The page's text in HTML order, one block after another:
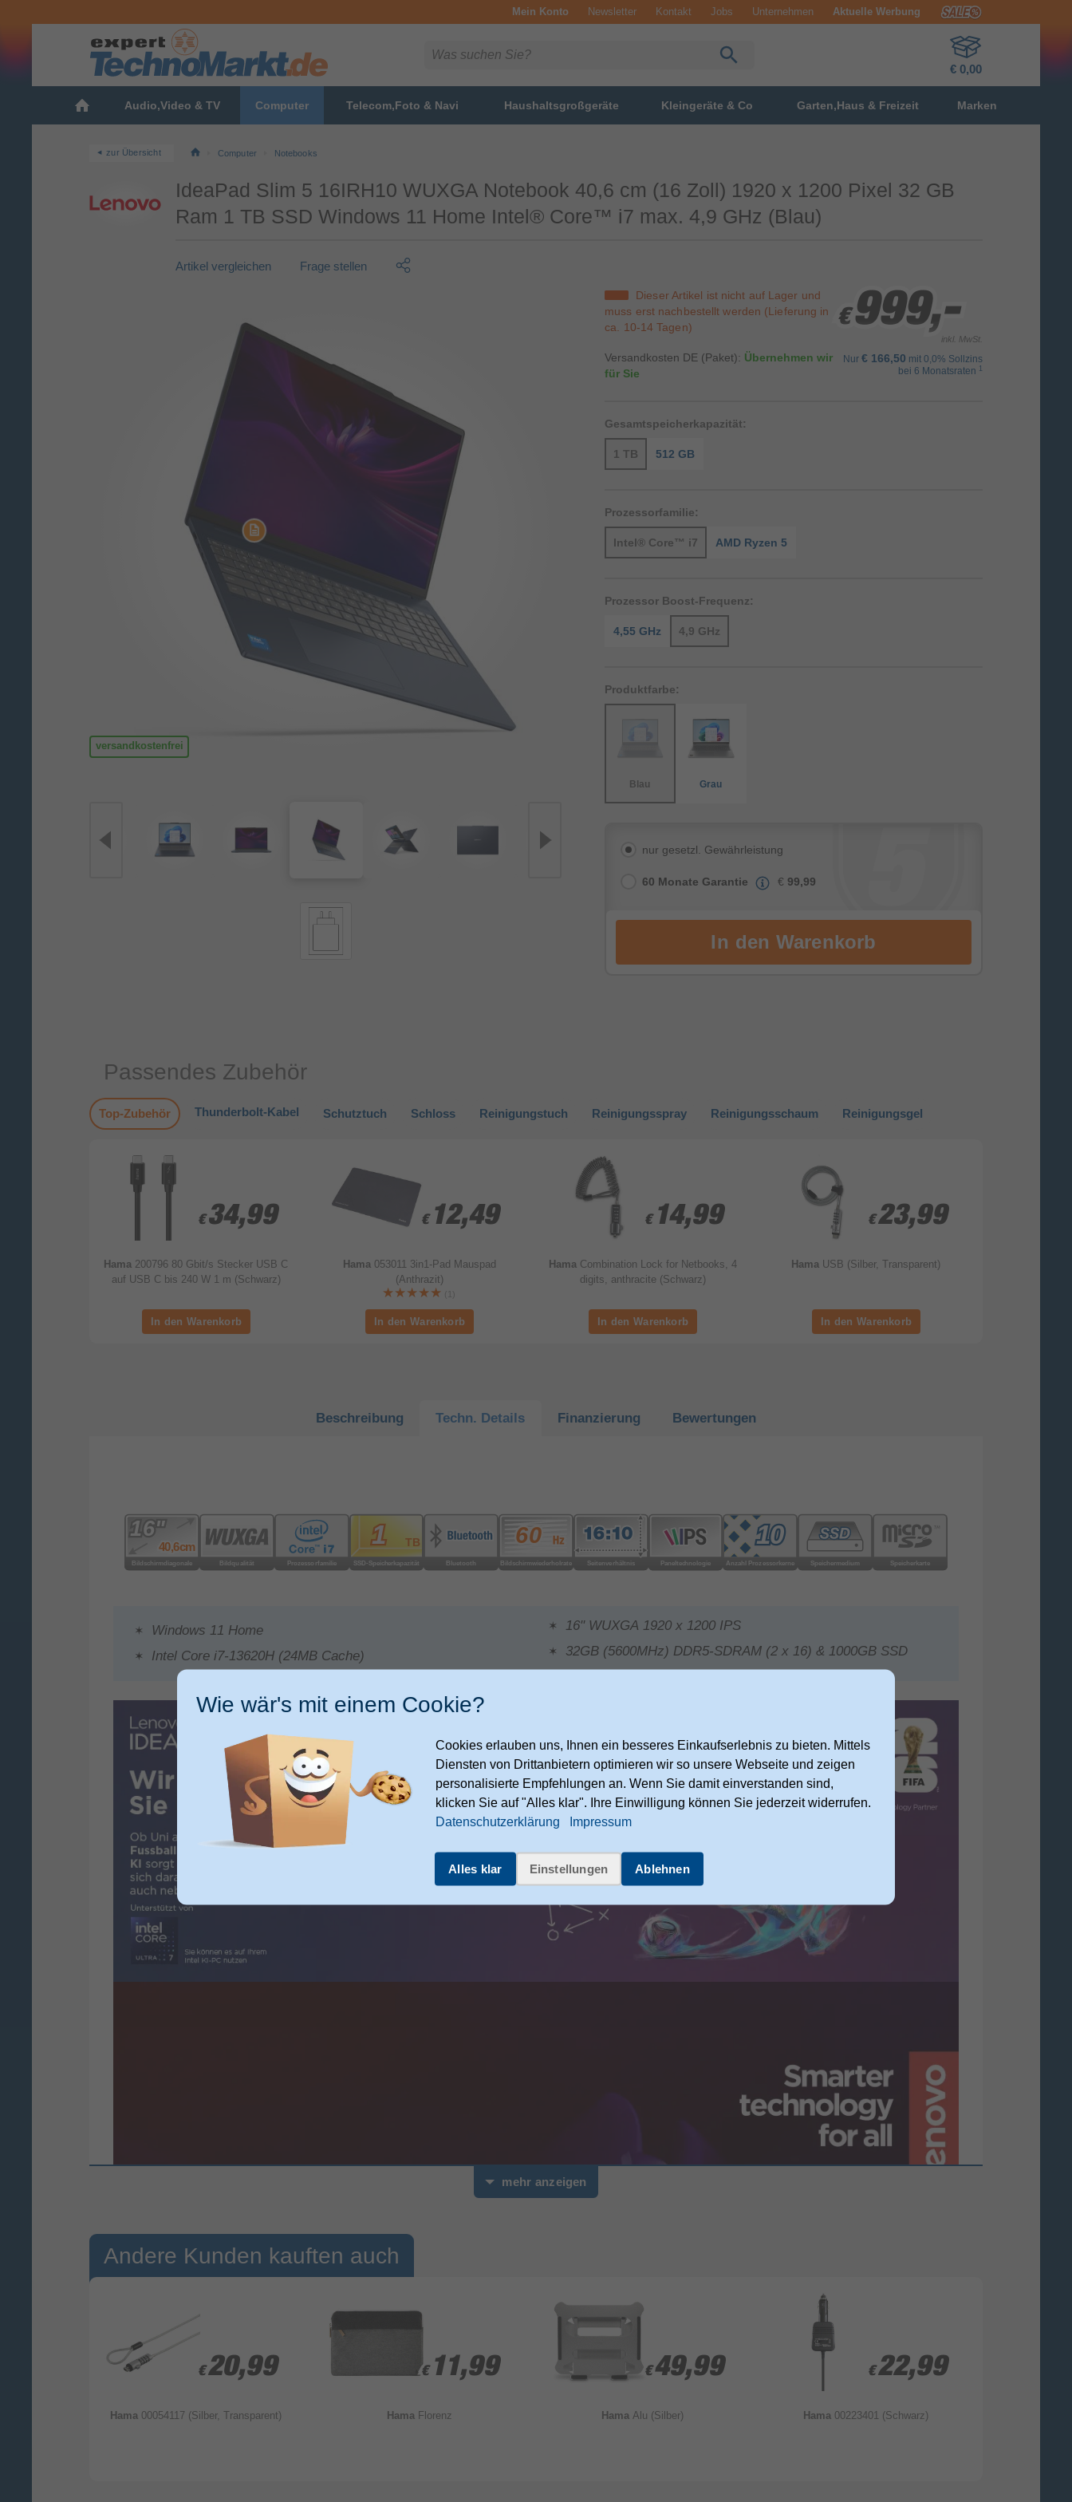
Mein Konto Newsletter Kontakt Jobs Unternehmen Aktuelle Werbung
€ 0,00
Audio,Video & TV Computer Telecom,Foto & Navi Haushaltsgroßgeräte Kleingeräte & Co Garten,Haus & Freizeit Marken
zur Übersicht Computer Notebooks
versandkostenfrei
IdeaPad Slim 5 16IRH10 WUXGA Notebook 40,6 cm (16 Zoll) 1920 x 1200 Pixel 32 GB
Ram 1 TB SSD Windows 11 Home Intel® Core™ i7 max. 4,9 GHz (Blau)
Artikel vergleichen Frage stellen
Dieser Artikel ist nicht auf Lager und
muss erst nachbestellt werden (Lieferung in
ca. 10-14 Tagen)
Versandkosten DE (Paket): Übernehmen wir
für Sie
€999,-
€999,-
€999,-
inkl. MwSt.
Nur € 166,50 mit 0,0% Sollzins
bei 6 Monatsraten 1
Gesamtspeicherkapazität:
1 TB 512 GB
Prozessorfamilie:
Intel® Core™ i7 AMD Ryzen 5
Prozessor Boost-Frequenz:
4,55 GHz 4,9 GHz
Produktfarbe:
Blau Grau
nur gesetzl. Gewährleistung
60 Monate Garantie € 99,99
Passendes Zubehör
Top-Zubehör Thunderbolt-Kabel Schutztuch Schloss Reinigungstuch Reinigungsspray Reinigungsschaum Reinigungsgel
€ 34,99
€ 34,99
Hama 200796 80 Gbit/s Stecker USB C
auf USB C bis 240 W 1 m (Schwarz)
€ 12,49
€ 12,49
Hama 053011 3in1-Pad Mauspad
(Anthrazit)
(1)
€ 14,99
€ 14,99
Hama Combination Lock for Netbooks, 4
digits, anthracite (Schwarz)
€ 23,99
€ 23,99
Hama USB (Silber, Transparent)
Beschreibung Techn. Details Finanzierung Bewertungen
Windows 11 Home
Intel Core i7-13620H (24MB Cache)
16" WUXGA 1920 x 1200 IPS
32GB (5600MHz) DDR5-SDRAM (2 x 16) & 1000GB SSD
mehr anzeigen
Andere Kunden kauften auch
€ 20,99
€ 20,99
Hama 00054117 (Silber, Transparent)
€ 11,99
€ 11,99
Hama Florenz
€ 49,99
€ 49,99
HamaAlu (Silber)
€ 22,99
€ 22,99
Hama 00223401 (Schwarz)
Wie wär's mit einem Cookie?
Cookies erlauben uns, Ihnen ein besseres Einkaufserlebnis zu bieten. Mittels
Diensten von Drittanbietern optimieren wir so unsere Webseite und zeigen
personalisierte Empfehlungen an. Wenn Sie damit einverstanden sind,
klicken Sie auf "Alles klar". Ihre Einwilligung können Sie jederzeit widerrufen.
Datenschutzerklärung
Impressum
Alles klar Einstellungen Ablehnen